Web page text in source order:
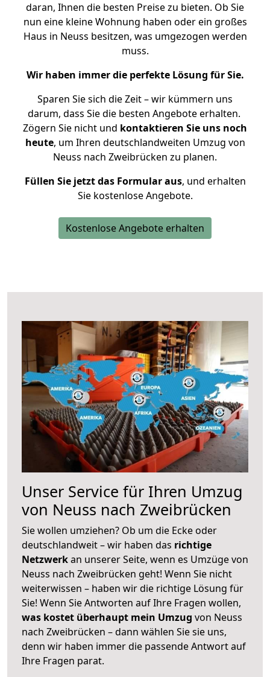
daran, Ihnen die besten Preise zu bieten. Ob Sie
nun eine kleine Wohnung haben oder ein großes
Haus in Neuss besitzen, was umgezogen werden
muss.
Wir haben immer die perfekte Lösung für Sie.
Sparen Sie sich die Zeit – wir kümmern uns
darum, dass Sie die besten Angebote erhalten.
Zögern Sie nicht und kontaktieren Sie uns noch
heute, um Ihren deutschlandweiten Umzug von
Neuss nach Zweibrücken zu planen.
Füllen Sie jetzt das Formular aus, und erhalten
Sie kostenlose Angebote.
Kostenlose Angebote erhalten
Unser Service für Ihren Umzug
von Neuss nach Zweibrücken
Sie wollen umziehen? Ob um die Ecke oder
deutschlandweit – wir haben das richtige
Netzwerkan unserer Seite, wenn es Umzüge von
Neuss nach Zweibrücken geht! Wenn Sie nicht
weiterwissen – haben wir die richtige Lösung für
Sie! Wenn Sie Antworten auf Ihre Fragen wollen,
was kostet überhaupt mein Umzug von Neuss
nach Zweibrücken – dann wählen Sie sie uns,
denn wir haben immer die passende Antwort auf
Ihre Fragen parat.